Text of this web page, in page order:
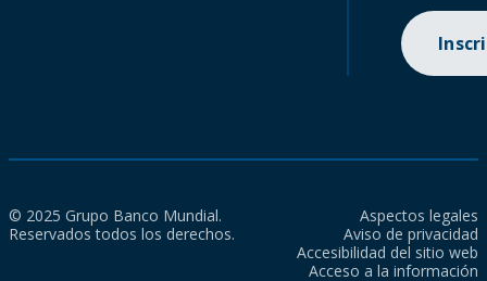
© 2025 Grupo Banco Mundial.
Reservados todos los derechos.
Aspectos legales
Aviso de privacidad
Accesibilidad del sitio web
Acceso a la información